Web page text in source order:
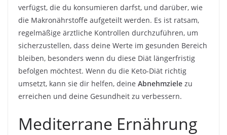
verfügst, die du konsumieren darfst, und darüber, wie
die Makronährstoffe aufgeteilt werden. Es ist ratsam,
regelmäßige ärztliche Kontrollen durchzuführen, um
sicherzustellen, dass deine Werte im gesunden Bereich
bleiben, besonders wenn du diese Diät längerfristig
befolgen möchtest. Wenn du die Keto-Diät richtig
umsetzt, kann sie dir helfen, deine Abnehmziele zu
erreichen und deine Gesundheit zu verbessern.
Mediterrane Ernährung